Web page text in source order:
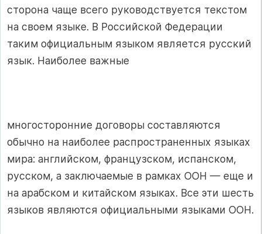
сторона чаще всего руководствуется текстом
на своем языке. В Российской Федерации
таким официальным языком является русский
язык. Наиболее важные
многосторонние договоры составляются
обычно на наиболее распространенных языках
мира: английском, французском, испанском,
русском, а заключаемые в рамках ООН — еще и
на арабском и китайском языках. Все эти шесть
языков являются официальными языками ООН.